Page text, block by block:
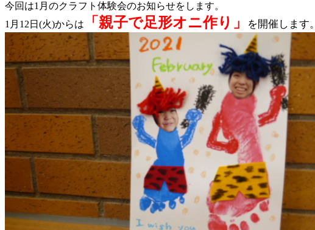
今回は1月のクラフト体験会のお知らせをします。
1月12日(火)からは
「親子で足形オニ作り」 を開催します。